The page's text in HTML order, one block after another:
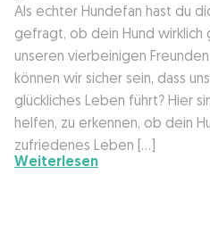
Als echter Hundefan hast du
gefragt, ob dein Hund wirklich
unseren vierbeinigen
können wir sicher sein, dass
glückliches Leben führt? Hier
helfen, zu erkennen, ob dein
zufriedenes Leben […]
Weiterlesen